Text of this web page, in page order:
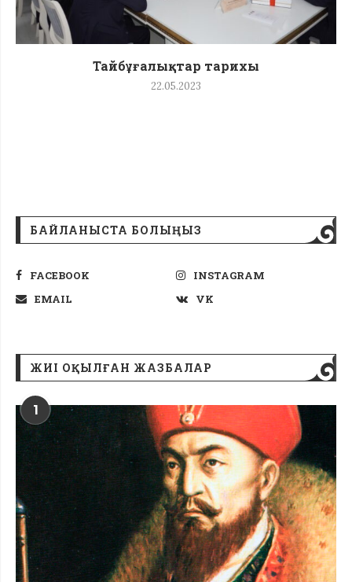
Тайбұғалықтар тарихы
22.05.2023
БАЙЛАНЫСТА БОЛЫҢЫЗ
FACEBOOK
INSTAGRAM
EMAIL
VK
ЖИІ ОҚЫЛҒАН ЖАЗБАЛАР
1